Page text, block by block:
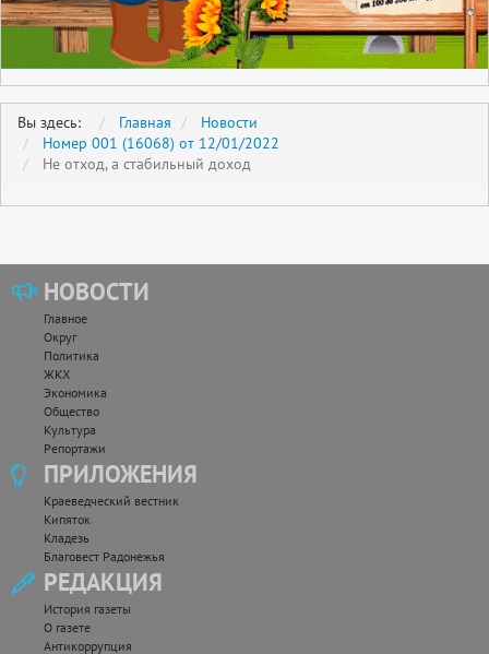
Вы здесь: Главная
Новости
Номер 001 (16068) от 12/01/2022
Не отход, а стабильный доход
НОВОСТИ
Главное
Округ
Политика
ЖКХ
Экономика
Общество
Культура
Репортажи
ПРИЛОЖЕНИЯ
Краеведческий вестник
Кипяток
Кладезь
Благовест Радонежья
РЕДАКЦИЯ
История газеты
О газете
Антикоррупция